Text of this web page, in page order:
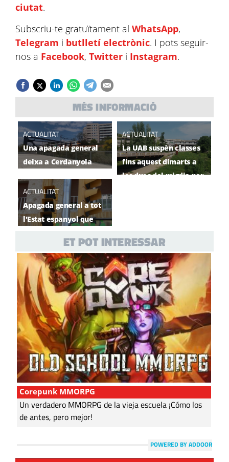
ciutat.
Subscriu-te gratuïtament al WhatsApp,
Telegram i butlletí electrònic. I pots seguir-
nos a Facebook, Twitter i Instagram.
MÉS INFORMACIÓ
ACTUALITAT
Una apagada general
deixa a Cerdanyola
durant 10 hores aquest
dilluns
ACTUALITAT
La UAB suspèn classes
fins aquest dimarts a
les dues del migdia per
ACTUALITAT
Apagada general a tot
l'Estat espanyol que
CerdanyolaET POT INTERESSAR
Corepunk MMORPG
Un verdadero MMORPG de la vieja escuela ¡Cómo los
de antes, pero mejor!
POWERED BY ADDOOR